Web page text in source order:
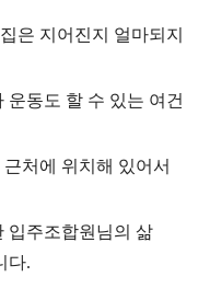
은 지어진지 얼마되지
운동도 할 수 있는 여건
처에 위치해 있어서
입주조합원님의 삶
다.